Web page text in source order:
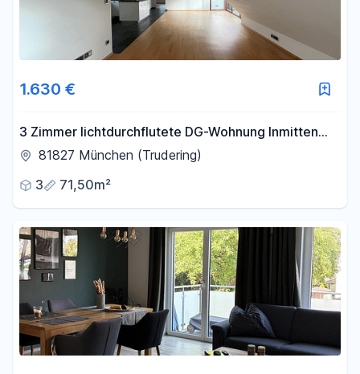
1.630 €
3 Zimmer lichtdurchflutete DG-Wohnung Inmitten
von München-Waldtrudering
81827 München (Trudering)
3
71,50m²